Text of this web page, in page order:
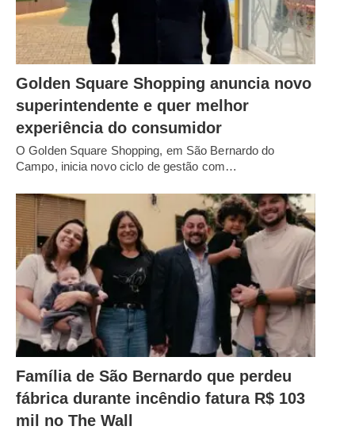
Golden Square Shopping anuncia novo
superintendente e quer melhor
experiência do consumidor
O Golden Square Shopping, em São Bernardo do
Campo, inicia novo ciclo de gestão com…
Família de São Bernardo que perdeu
fábrica durante incêndio fatura R$ 103
mil no The Wall